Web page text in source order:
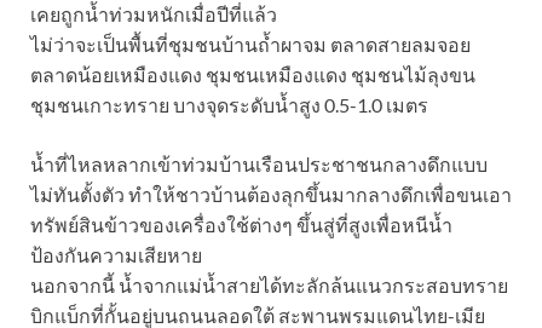
เคยถูกน้ำท่วมหนักเมื่อปีที่แล้ว
ไม่ว่าจะเป็นพื้นที่ชุมชนบ้านถ้ำผาจม ตลาดสายลมจอย
ตลาดน้อยเหมืองแดง ชุมชนเหมืองแดง ชุมชนไม้ลุงขน
ชุมชนเกาะทราย บางจุดระดับน้ำสูง 0.5-1.0 เมตร
น้ำที่ไหลหลากเข้าท่วมบ้านเรือนประชาชนกลางดึกแบบ
ไม่ทันตั้งตัว ทำให้ชาวบ้านต้องลุกขึ้นมากลางดึกเพื่อขนเอา
ทรัพย์สินข้าวของเครื่องใช้ต่างๆ ขึ้นสู่ที่สูงเพื่อหนีน้ำ
ป้องกันความเสียหาย
นอกจากนี้ น้ำจากแม่น้ำสายได้ทะลักล้นแนวกระสอบทราย
บิกแบ็กที่กั้นอยู่บนถนนลอดใต้ สะพานพรมแดนไทย-เมีย